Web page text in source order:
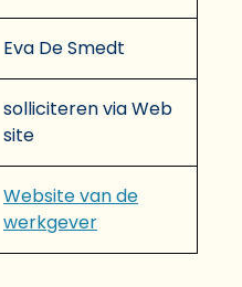
Eva De Smedt
solliciteren via Web
site
Website van de
werkgever